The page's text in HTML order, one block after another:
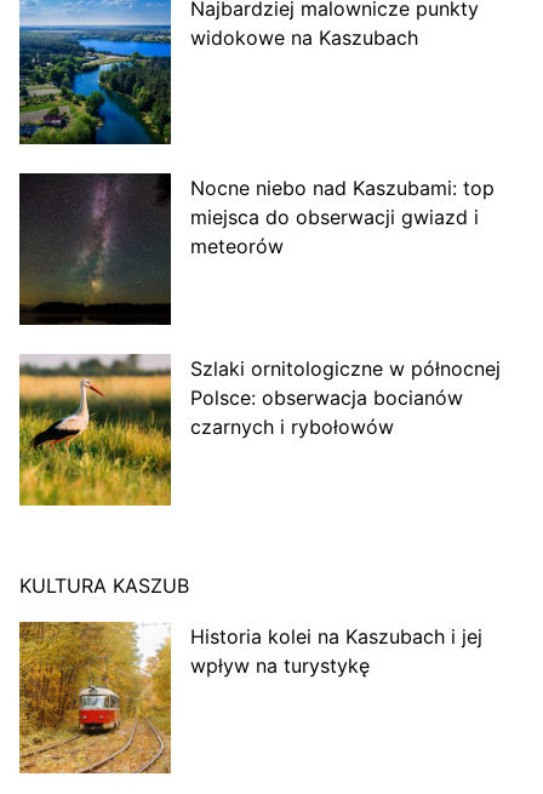
Najbardziej malownicze punkty
widokowe na Kaszubach
Nocne niebo nad Kaszubami: top
miejsca do obserwacji gwiazd i
meteorów
Szlaki ornitologiczne w północnej
Polsce: obserwacja bocianów
czarnych i rybołowów
KULTURA KASZUB
Historia kolei na Kaszubach i jej
wpływ na turystykę